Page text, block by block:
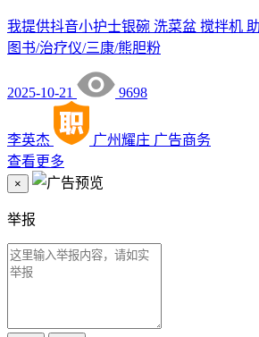
我提供抖音小护士银碗 洗菜盆 搅拌机
图书/治疗仪/三康/熊胆粉
2025-10-21 9698
李英杰 广州耀庄 广告商务
查看更多
×
举报